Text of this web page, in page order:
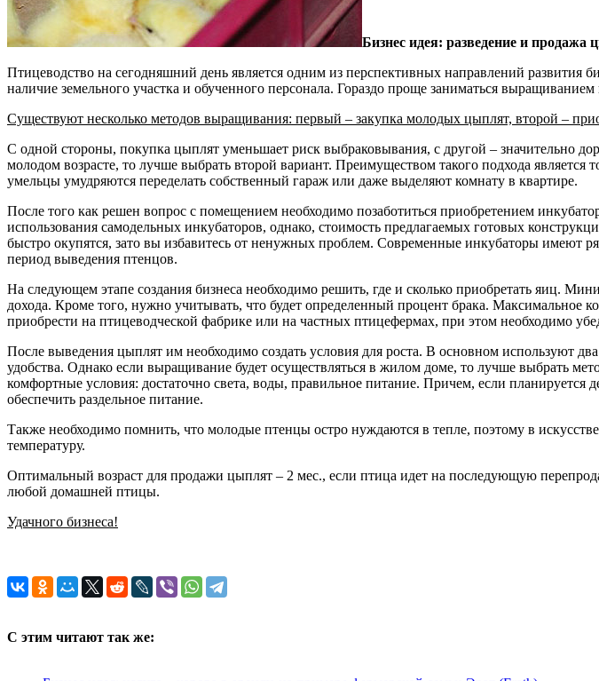
Бизнес идея: разведение и продажа
Птицеводство на сегодняшний день является одним из перспективных направлений
наличие земельного участка и обученного персонала. Гораздо проще заниматься
Существуют несколько методов выращивания: первый – закупка молодых цыплят, второй –
С одной стороны, покупка цыплят уменьшает риск выбраковывания, с другой – значительно
молодом возрасте, то лучше выбрать второй вариант. Преимуществом такого подхода
умельцы умудряются переделать собственный гараж или даже выделяют комнату в квартире.
После того как решен вопрос с помещением необходимо позаботиться приобретением
использования самодельных инкубаторов, однако, стоимость предлагаемых готовых
быстро окупятся, зато вы избавитесь от ненужных проблем. Современные инкубаторы имеют
период выведения птенцов.
На следующем этапе создания бизнеса необходимо решить, где и сколько приобретать яиц.
дохода. Кроме того, нужно учитывать, что будет определенный процент брака.
приобрести на птицеводческой фабрике или на частных птицефермах, при этом необходимо
После выведения цыплят им необходимо создать условия для роста. В основном используют
удобства. Однако если выращивание будет осуществляться в жилом доме, то лучше выбрать
комфортные условия: достаточно света, воды, правильное питание. Причем, если
обеспечить раздельное питание.
Также необходимо помнить, что молодые птенцы остро нуждаются в тепле, поэтому в
температуру.
Оптимальный возраст для продажи цыплят – 2 мес., если птица идет на последующую
любой домашней птицы.
Удачного бизнеса!
С этим читают так же: